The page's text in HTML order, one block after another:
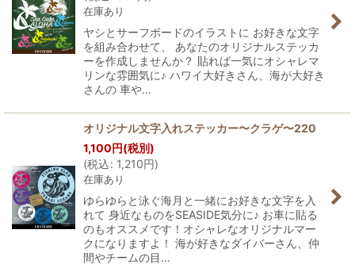
在庫あり
ヤシとサーフボードのイラストに お好きな文字
を組み合わせて、 あなたのオリジナルステッカ
ーを作成しませんか？ 貼れば一気にオシャレマ
リンな雰囲気に♪ ハワイ大好きさん、海が大好き
さんの 車や…
オリジナル文字入れステッカー〜クラゲ〜220
1,100円(税別)
(税込: 1,210円)
在庫あり
ゆらゆらと泳ぐ海月と一緒にお好きな文字を入
れて 身近なものをSEASIDE気分に♪ お車に貼る
のもオススメです！オシャレなオリジナルマー
クになりますよ！ 海が好きなダイバーさん、仲
間やチームの目…